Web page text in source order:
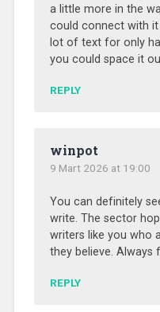
a little more in the
could connect with it
lot of text for only
you could space it
REPLY
winpot
9 Mart 2026 at 19:00
You can definitely
write. The sector
writers like you who
they believe. Always
REPLY